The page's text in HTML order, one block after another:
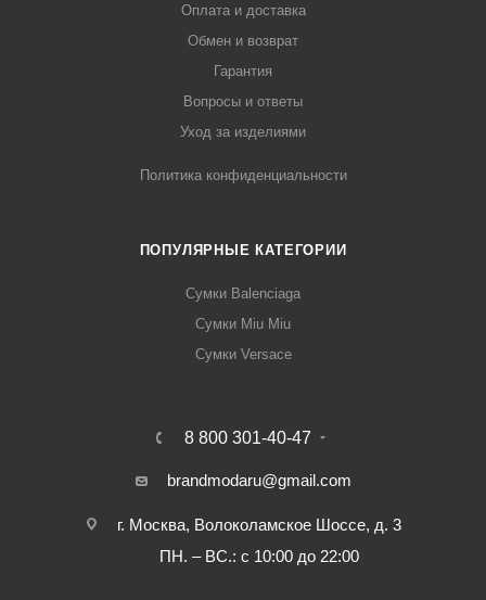
Оплата и доставка
Обмен и возврат
Гарантия
Вопросы и ответы
Уход за изделиями
Политика конфиденциальности
ПОПУЛЯРНЫЕ КАТЕГОРИИ
Сумки Balenciaga
Сумки Miu Miu
Сумки Versace
8 800 301-40-47
brandmodaru@gmail.com
г. Москва, Волоколамское Шоссе, д. 3
ПН. – ВС.: с 10:00 до 22:00